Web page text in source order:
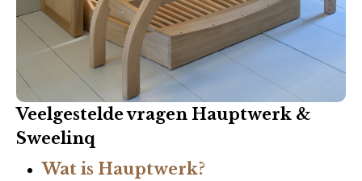
Veelgestelde vragen Hauptwerk &
Sweelinq
Wat is Hauptwerk?